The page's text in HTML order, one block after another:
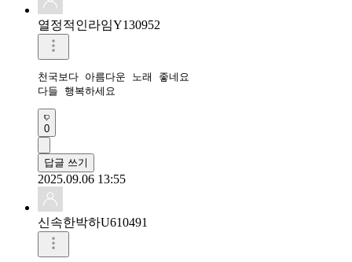
열정적인라임Y130952
천국보다 아름다운 노래 좋네요
다들 행복하세요
0
답글 쓰기
2025.09.06 13:55
신속한박하U610491